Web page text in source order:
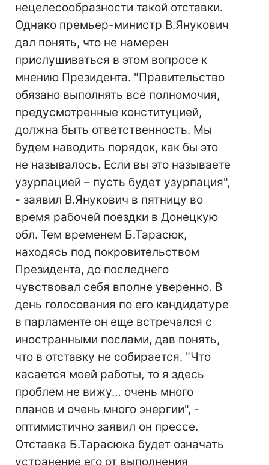
нецелесообразности такой отставки.
Однако премьер-министр В.Янукович
дал понять, что не намерен
прислушиваться в этом вопросе к
мнению Президента. "Правительство
обязано выполнять все полномочия,
предусмотренные конституцией,
должна быть ответственность. Мы
будем наводить порядок, как бы это
не называлось. Если вы это называете
узурпацией – пусть будет узурпация",
- заявил В.Янукович в пятницу во
время рабочей поездки в Донецкую
обл. Тем временем Б.Тарасюк,
находясь под покровительством
Президента, до последнего
чувствовал себя вполне уверенно. В
день голосования по его кандидатуре
в парламенте он еще встречался с
иностранными послами, дав понять,
что в отставку не собирается. "Что
касается моей работы, то я здесь
проблем не вижу… очень много
планов и очень много энергии", -
оптимистично заявил он прессе.
Отставка Б.Тарасюка будет означать
устранение его от выполнения